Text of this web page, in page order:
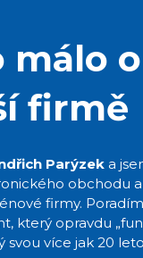
málo
firmě
Parýzeka
obchodu a
firmy.
který opravdu
svou více jak 20